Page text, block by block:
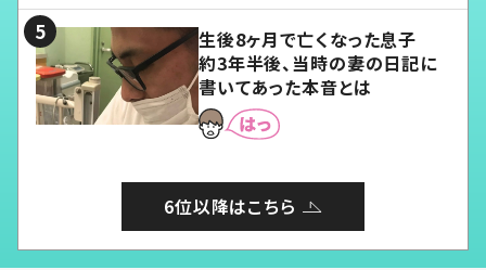
生後8ヶ月で亡くなった息子
約3年半後、当時の妻の日記に
書いてあった本音とは
6位以降はこちら